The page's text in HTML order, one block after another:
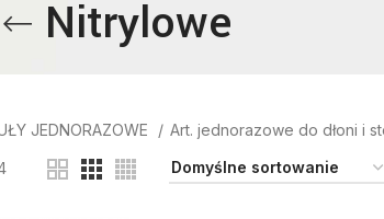
Nitrylowe
JEDNORAZOWE Art. jednorazowe do dłoni i